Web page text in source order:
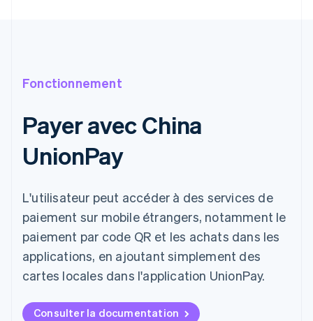
Fonctionnement
Payer avec China
UnionPay
L'utilisateur peut accéder à des services de
paiement sur mobile étrangers, notamment le
paiement par code QR et les achats dans les
applications, en ajoutant simplement des
cartes locales dans l'application UnionPay.
Consulter la documentation